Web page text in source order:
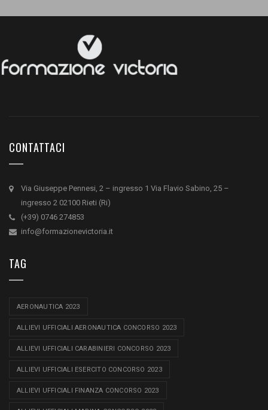
CONTATTACI
Via Giuseppe Pennesi, 2 – ingresso 1 Via Flavio Sabino, 25 –
ingresso 2 02100 Rieti (Ri)
(+39) 0746 274853
info@formazionevictoria.it
TAG
AERONAUTICA 2023
ALLIEVI UFFICIALI AERONAUTICA CONCORSO 2023
ALLIEVI UFFICIALI CARABINIERI CONCORSO 2023
ALLIEVI UFFICIALI ESERCITO CONCORSO 2023
ALLIEVI UFFICIALI FINANZA CONCORSO 2023